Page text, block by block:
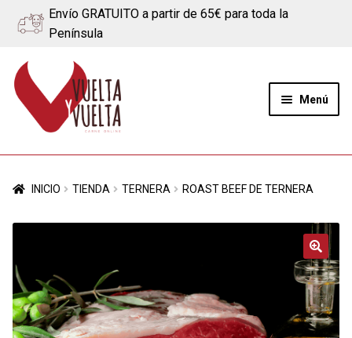
Envío GRATUITO a partir de 65€ para toda la
Península
Ir
a
navegación
Ir
al
contenido
Menú
Quiénes somos
menú
Ternera
Quesos
Blog
INICIO TIENDA TERNERA ROAST BEEF DE TERNERA
🔍